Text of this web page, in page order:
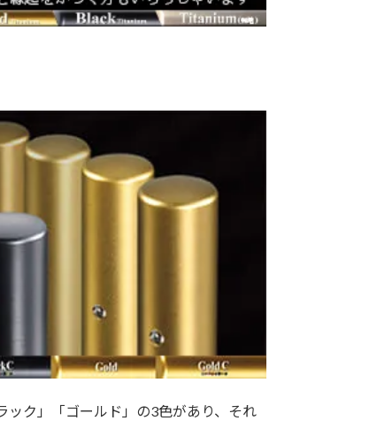
ク」「ゴールド」の3色があり、それ